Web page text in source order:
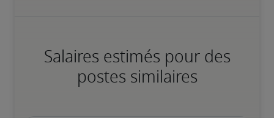
Salaires estimés pour des
postes similaires